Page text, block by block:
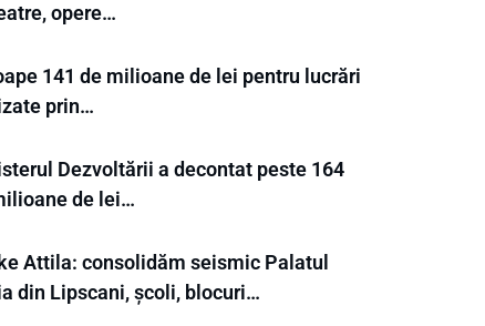
opere…
141 de milioane de lei pentru lucrări
prin…
Dezvoltării a decontat peste 164
de lei…
Attila: consolidăm seismic Palatul
din Lipscani, școli, blocuri…